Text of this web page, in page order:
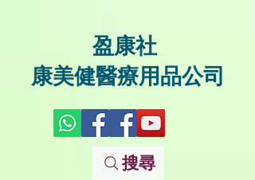
盈康社
康美健醫療用品公司
搜尋